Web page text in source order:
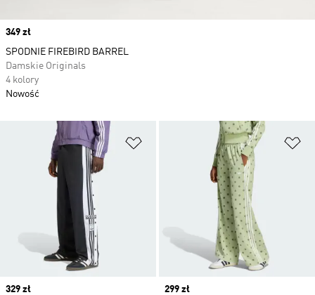
Dodaj do listy życzeń
Price
329 zł
Price
299 zł
Price
349 zł
SPODNIE FIREBIRD BARREL
Damskie Originals
4 kolory
Nowość